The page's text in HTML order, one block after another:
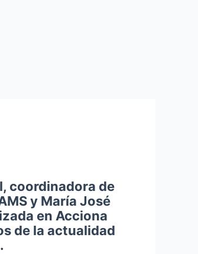
coordinadora de
y María José
en Acciona
de la actualidad